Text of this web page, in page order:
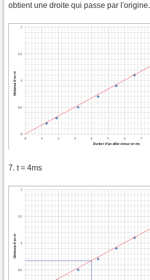
obtient une droite qui passe par l'origine.
7. t = 4ms